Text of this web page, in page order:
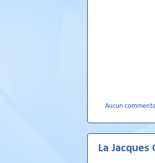
Aucun
La Jacques